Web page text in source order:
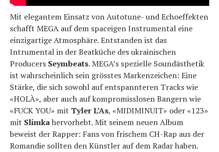
Mit elegantem Einsatz von Autotune- und Echoeffekten
schafft MEGA auf dem spaceigen Instrumental eine
einzigartige Atmosphäre. Entstanden ist das
Intrumental in der Beatküche des ukrainischen
Producers Seymbeats. MEGA’s spezielle Soundästhetik
ist wahrscheinlich sein grösstes Markenzeichen: Eine
Stärke, die sich sowohl auf entspannteren Tracks wie
«HOLÀ», aber auch auf kompromisslosen Bangern wie
«FUCK YOU» mit Tyler L’As, «MIDIMINUIT» oder «123»
mit Slimkahervorhebt. Mit seinem neuen Album
beweist der Rapper: Fans von frischem CH-Rap aus der
Romandie sollten den Künstler auf dem Radar haben.